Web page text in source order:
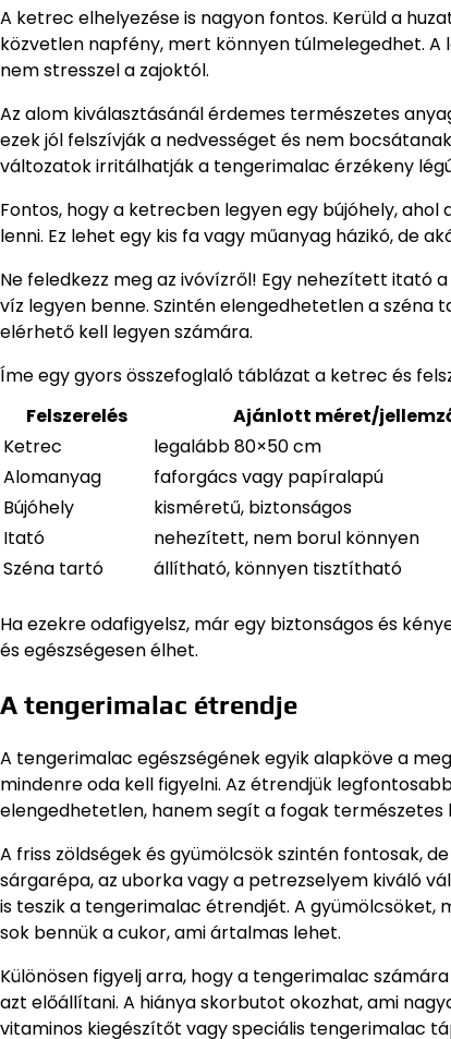
A ketrec elhelyezése is nagyon fontos. Kerüld a
közvetlen napfény, mert könnyen túlmelegedhet. A
nem stresszel a zajoktól.
Az alom kiválasztásánál érdemes természetes
ezek jól felszívják a nedvességet és nem
változatok irritálhatják a tengerimalac érzékeny
Fontos, hogy a ketrecben legyen egy bújóhely,
lenni. Ez lehet egy kis fa vagy műanyag házikó, de
Ne feledkezz meg az ivóvízről! Egy nehezített itató
víz legyen benne. Szintén elengedhetetlen a széna
elérhető kell legyen számára.
Íme egy gyors összefoglaló táblázat a ketrec és
Felszerelés
Ajánlott méret/
Ketrec
legalább 80×50 cm
Alomanyag
faforgács vagy papíralapú
Bújóhely
kisméretű, biztonságos
Itató
nehezített, nem borul könnyen
Széna tartó
állítható, könnyen tisztítható
Ha ezekre odafigyelsz, már egy biztonságos és
és egészségesen élhet.
A tengerimalac étrendje
A tengerimalac egészségének egyik alapköve a
mindenre oda kell figyelni. Az étrendjük
elengedhetetlen, hanem segít a fogak természetes
A friss zöldségek és gyümölcsök szintén fontosak,
sárgarépa, az uborka vagy a petrezselyem kiváló
is teszik a tengerimalac étrendjét. A gyümölcsöket,
sok bennük a cukor, ami ártalmas lehet.
Különösen figyelj arra, hogy a tengerimalac
azt előállítani. A hiánya skorbutot okozhat, ami
vitaminos kiegészítőt vagy speciális tengerimalac